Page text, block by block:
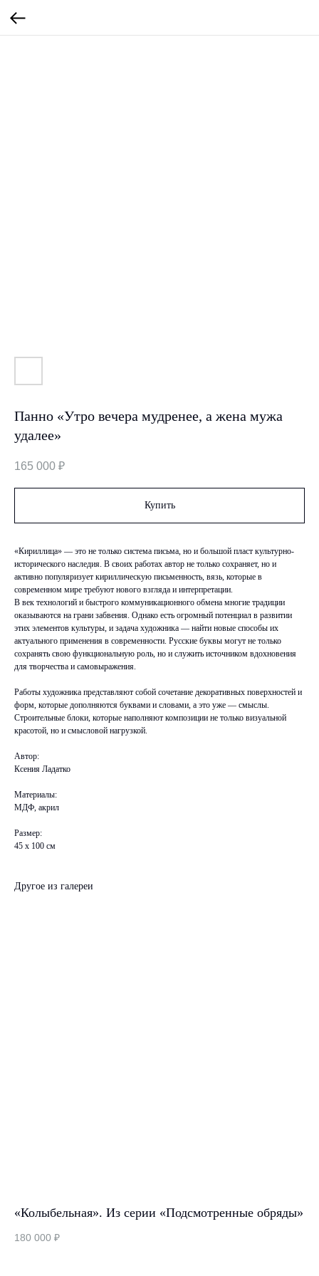
Панно «Утро вечера мудренее, а жена мужа
удалее»
165 000 ₽
Купить
«Кириллица» — это не только система письма, но и большой пласт культурно-
исторического наследия. В своих работах автор не только сохраняет, но и
активно популяризует кириллическую письменность, вязь, которые в
современном мире требуют нового взгляда и интерпретации.
В век технологий и быстрого коммуникационного обмена многие традиции
оказываются на грани забвения. Однако есть огромный потенциал в развитии
этих элементов культуры, и задача художника — найти новые способы их
актуального применения в современности. Русские буквы могут не только
сохранять свою функциональную роль, но и служить источником вдохновения
для творчества и самовыражения.
Работы художника представляют собой сочетание декоративных поверхностей и
форм, которые дополняются буквами и словами, а это уже — смыслы.
Строительные блоки, которые наполняют композиции не только визуальной
красотой, но и смысловой нагрузкой.
Автор:
Ксения Ладатко
Материалы:
МДФ, акрил
Размер:
45 х 100 см
Другое из галереи
«Колыбельная». Из серии «Подсмотренные обряды»
180 000 ₽